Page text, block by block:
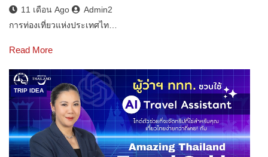
11 เดือน Ago
Admin2
การท่องเที่ยวแห่งประเทศไท…
Read More
TRIP IDEA